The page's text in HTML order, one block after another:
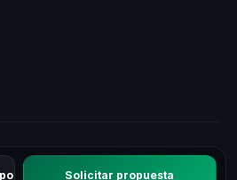
Solicitar propuesta
Motivacionales en México. Todos
reservados.